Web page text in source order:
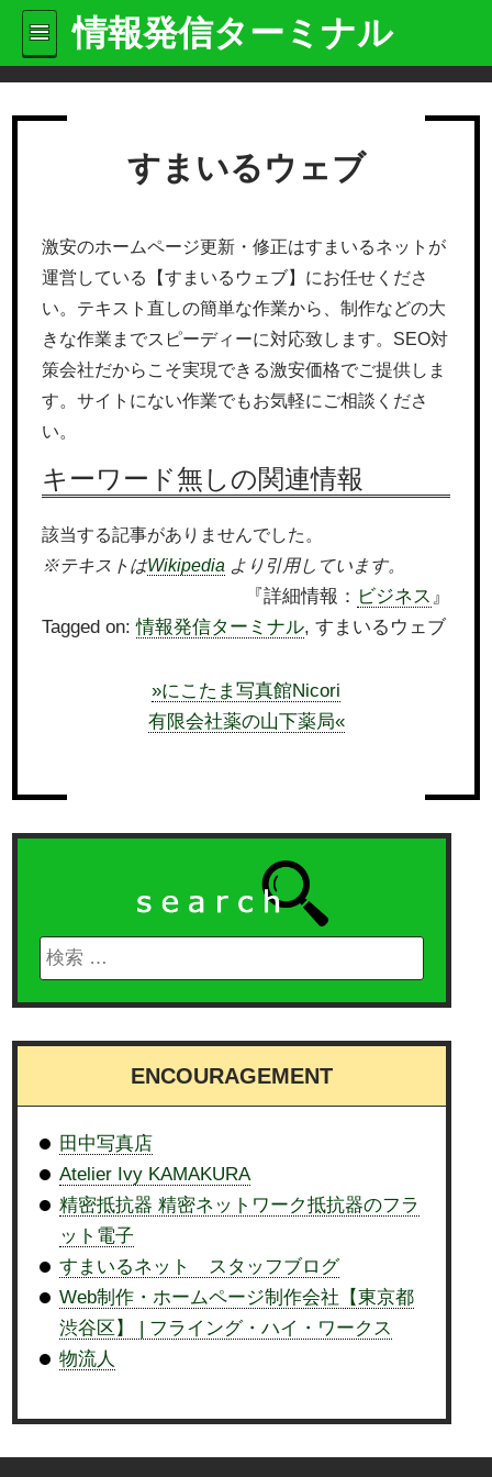
情報発信ターミナル
すまいるウェブ
激安のホームページ更新・修正はすまいるネットが
運営している【すまいるウェブ】にお任せくださ
い。テキスト直しの簡単な作業から、制作などの大
きな作業までスピーディーに対応致します。SEO対
策会社だからこそ実現できる激安価格でご提供しま
す。サイトにない作業でもお気軽にご相談くださ
い。
キーワード無しの関連情報
該当する記事がありませんでした。
※テキストはWikipedia より引用しています。
『詳細情報： ビジネス 』
Tagged on:情報発信ターミナル, すまいるウェブ
»にこたま写真館Nicori
有限会社薬の山下薬局«
ENCOURAGEMENT
田中写真店
Atelier Ivy KAMAKURA
精密抵抗器 精密ネットワーク抵抗器のフラ
ット電子
すまいるネット スタッフブログ
Web制作・ホームページ制作会社【東京都
渋谷区】 | フライング・ハイ・ワークス
物流人